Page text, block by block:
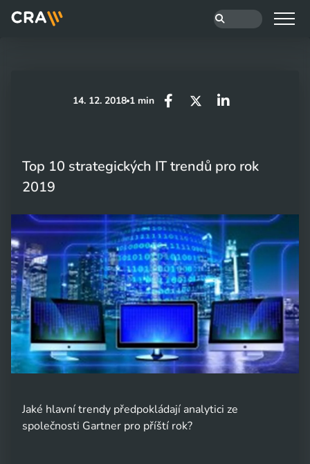
14. 12. 2018 1 min
Top 10 strategických IT trendů pro rok
2019
Jaké hlavní trendy předpokládají analytici ze
společnosti Gartner pro příští rok?